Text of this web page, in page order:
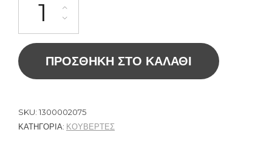
ΠΡΟΣΘΉΚΗ ΣΤΟ ΚΑΛΆΘΙ
SKU: 1300002075
ΚΑΤΗΓΟΡΊΑ: ΚΟΥΒΕΡΤΕΣ